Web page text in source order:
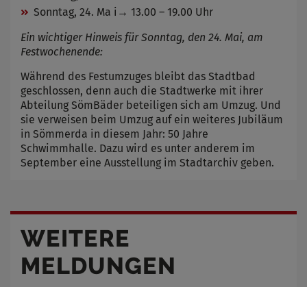
Sonntag, 24. Ma i→ 13.00 – 19.00 Uhr
Ein wichtiger Hinweis für Sonntag, den 24. Mai, am
Festwochenende:
Während des Festumzuges bleibt das Stadtbad
geschlossen, denn auch die Stadtwerke mit ihrer
Abteilung SömBäder beteiligen sich am Umzug. Und
sie verweisen beim Umzug auf ein weiteres Jubiläum
in Sömmerda in diesem Jahr: 50 Jahre
Schwimmhalle. Dazu wird es unter anderem im
September eine Ausstellung im Stadtarchiv geben.
WEITERE
MELDUNGEN